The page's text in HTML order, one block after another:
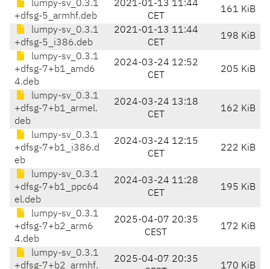
lumpy-sv_0.3.1
+dfsg-5_armhf.deb
2021-01-13 11:44
CET
161 KiB
lumpy-sv_0.3.1
+dfsg-5_i386.deb
2021-01-13 11:44
CET
198 KiB
lumpy-sv_0.3.1
+dfsg-7+b1_amd6
4.deb
2024-03-24 12:52
CET
205 KiB
lumpy-sv_0.3.1
+dfsg-7+b1_armel.
deb
2024-03-24 13:18
CET
162 KiB
lumpy-sv_0.3.1
+dfsg-7+b1_i386.d
eb
2024-03-24 12:15
CET
222 KiB
lumpy-sv_0.3.1
+dfsg-7+b1_ppc64
el.deb
2024-03-24 11:28
CET
195 KiB
lumpy-sv_0.3.1
+dfsg-7+b2_arm6
4.deb
2025-04-07 20:35
CEST
172 KiB
lumpy-sv_0.3.1
+dfsg-7+b2_armhf.
2025-04-07 20:35
170 KiB